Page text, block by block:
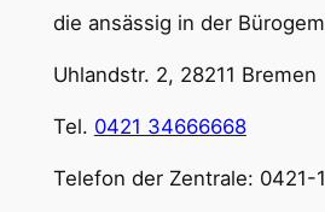
die ansässig in der
Uhlandstr. 2, 28211 Bremen
Tel. 0421 34666668
Telefon der Zentrale: 0421-